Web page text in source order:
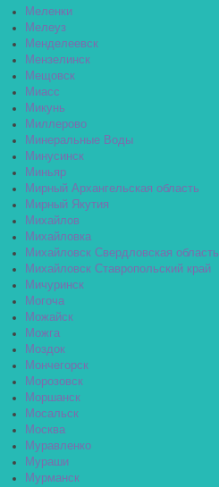
Меленки
Мелеуз
Менделеевск
Мензелинск
Мещовск
Миасс
Микунь
Миллерово
Минеральные Воды
Минусинск
Миньяр
Мирный Архангельская область
Мирный Якутия
Михайлов
Михайловка
Михайловск Свердловская область
Михайловск Ставропольский край
Мичуринск
Могоча
Можайск
Можга
Моздок
Мончегорск
Морозовск
Моршанск
Мосальск
Москва
Муравленко
Мураши
Мурманск